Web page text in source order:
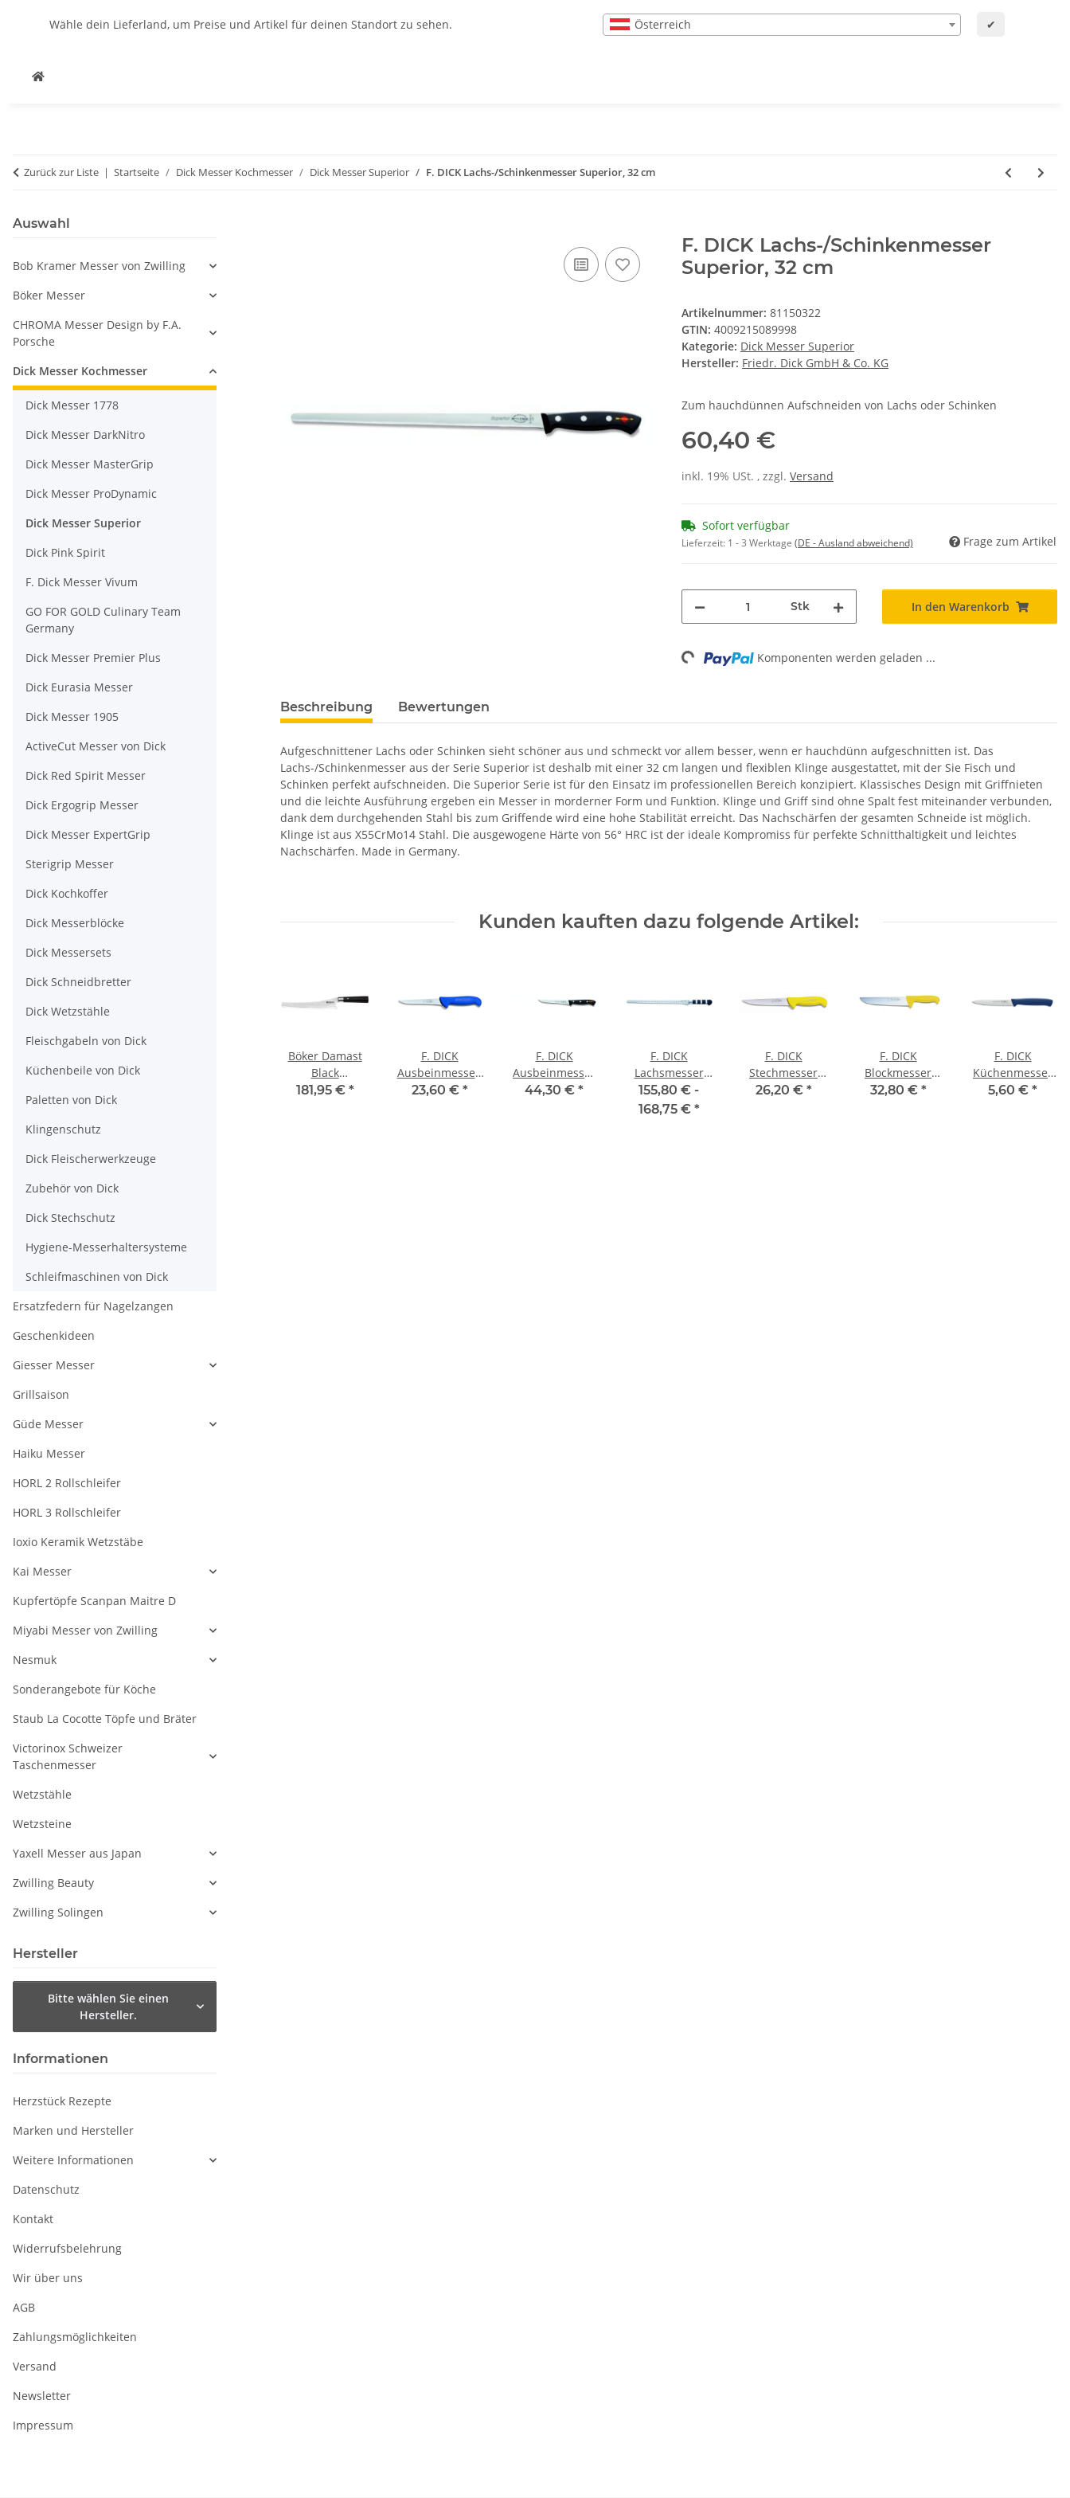
Wähle dein Lieferland, um Preise und Artikel für deinen Standort zu sehen. Österreich ✔
Zurück zur Liste Startseite Dick Messer Kochmesser Dick Messer Superior F. DICK Lachs-/Schinkenmesser Superior, 32 cm
F. DICK Lachs-/Schinkenmesser
Superior, 32 cm
Artikelnummer: 81150322
GTIN: 4009215089998
Kategorie: Dick Messer Superior
Hersteller: Friedr. Dick GmbH & Co. KG
Zum hauchdünnen Aufschneiden von Lachs oder Schinken
60,40 €
inkl. 19% USt. , zzgl. Versand
Sofort verfügbar
Lieferzeit: 1 - 3 Werktage (DE - Ausland abweichend) Frage zum Artikel
Stk In den Warenkorb
Loading... Komponenten werden geladen ...
Beschreibung Bewertungen
Aufgeschnittener Lachs oder Schinken sieht schöner aus und schmeckt vor allem besser, wenn er hauchdünn aufgeschnitten ist. Das
Lachs-/Schinkenmesser aus der Serie Superior ist deshalb mit einer 32 cm langen und flexiblen Klinge ausgestattet, mit der Sie Fisch und
Schinken perfekt aufschneiden. Die Superior Serie ist für den Einsatz im professionellen Bereich konzipiert. Klassisches Design mit Griffnieten
und die leichte Ausführung ergeben ein Messer in morderner Form und Funktion. Klinge und Griff sind ohne Spalt fest miteinander verbunden,
dank dem durchgehenden Stahl bis zum Griffende wird eine hohe Stabilität erreicht. Das Nachschärfen der gesamten Schneide ist möglich.
Klinge ist aus X55CrMo14 Stahl. Die ausgewogene Härte von 56° HRC ist der ideale Kompromiss für perfekte Schnitthaltigkeit und leichtes
Nachschärfen. Made in Germany.
Kunden kauften dazu folgende Artikel:
Böker Damast
Black
Brotmesser
181,95 € *
F. DICK
Ausbeinmesser,
schmal
23,60 € *
F. DICK
Ausbeinmesser
Superior, 15cm
44,30 € *
F. DICK
Lachsmesser
mit Kullenschliff
1905, 32 cm
155,80 € -
168,75 € *
F. DICK
Stechmesser
ErgoGrip, 21cm,
26,20 € *
F. DICK
Blockmesser
ErgoGrip, 23cm,
32,80 € *
F. DICK
Küchenmesser
ProDynamic,
5,60 € *
Auswahl
Bob Kramer Messer von Zwilling
Böker Messer
CHROMA Messer Design by F.A.
Porsche
Dick Messer Kochmesser
Dick Messer 1778
Dick Messer DarkNitro
Dick Messer MasterGrip
Dick Messer ProDynamic
Dick Messer Superior
Dick Pink Spirit
F. Dick Messer Vivum
GO FOR GOLD Culinary Team
Germany
Dick Messer Premier Plus
Dick Eurasia Messer
Dick Messer 1905
ActiveCut Messer von Dick
Dick Red Spirit Messer
Dick Ergogrip Messer
Dick Messer ExpertGrip
Sterigrip Messer
Dick Kochkoffer
Dick Messerblöcke
Dick Messersets
Dick Schneidbretter
Dick Wetzstähle
Fleischgabeln von Dick
Küchenbeile von Dick
Paletten von Dick
Klingenschutz
Dick Fleischerwerkzeuge
Zubehör von Dick
Dick Stechschutz
Hygiene-Messerhaltersysteme
Schleifmaschinen von Dick
Ersatzfedern für Nagelzangen
Geschenkideen
Giesser Messer
Grillsaison
Güde Messer
Haiku Messer
HORL 2 Rollschleifer
HORL 3 Rollschleifer
Ioxio Keramik Wetzstäbe
Kai Messer
Kupfertöpfe Scanpan Maitre D
Miyabi Messer von Zwilling
Nesmuk
Sonderangebote für Köche
Staub La Cocotte Töpfe und Bräter
Victorinox Schweizer
Taschenmesser
Wetzstähle
Wetzsteine
Yaxell Messer aus Japan
Zwilling Beauty
Zwilling Solingen
Hersteller
Bitte wählen Sie einen
Hersteller.
Informationen
Herzstück Rezepte
Marken und Hersteller
Weitere Informationen
Datenschutz
Kontakt
Widerrufsbelehrung
Wir über uns
AGB
Zahlungsmöglichkeiten
Versand
Newsletter
Impressum